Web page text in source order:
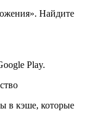
Найдите
Play.
в кэше, которые